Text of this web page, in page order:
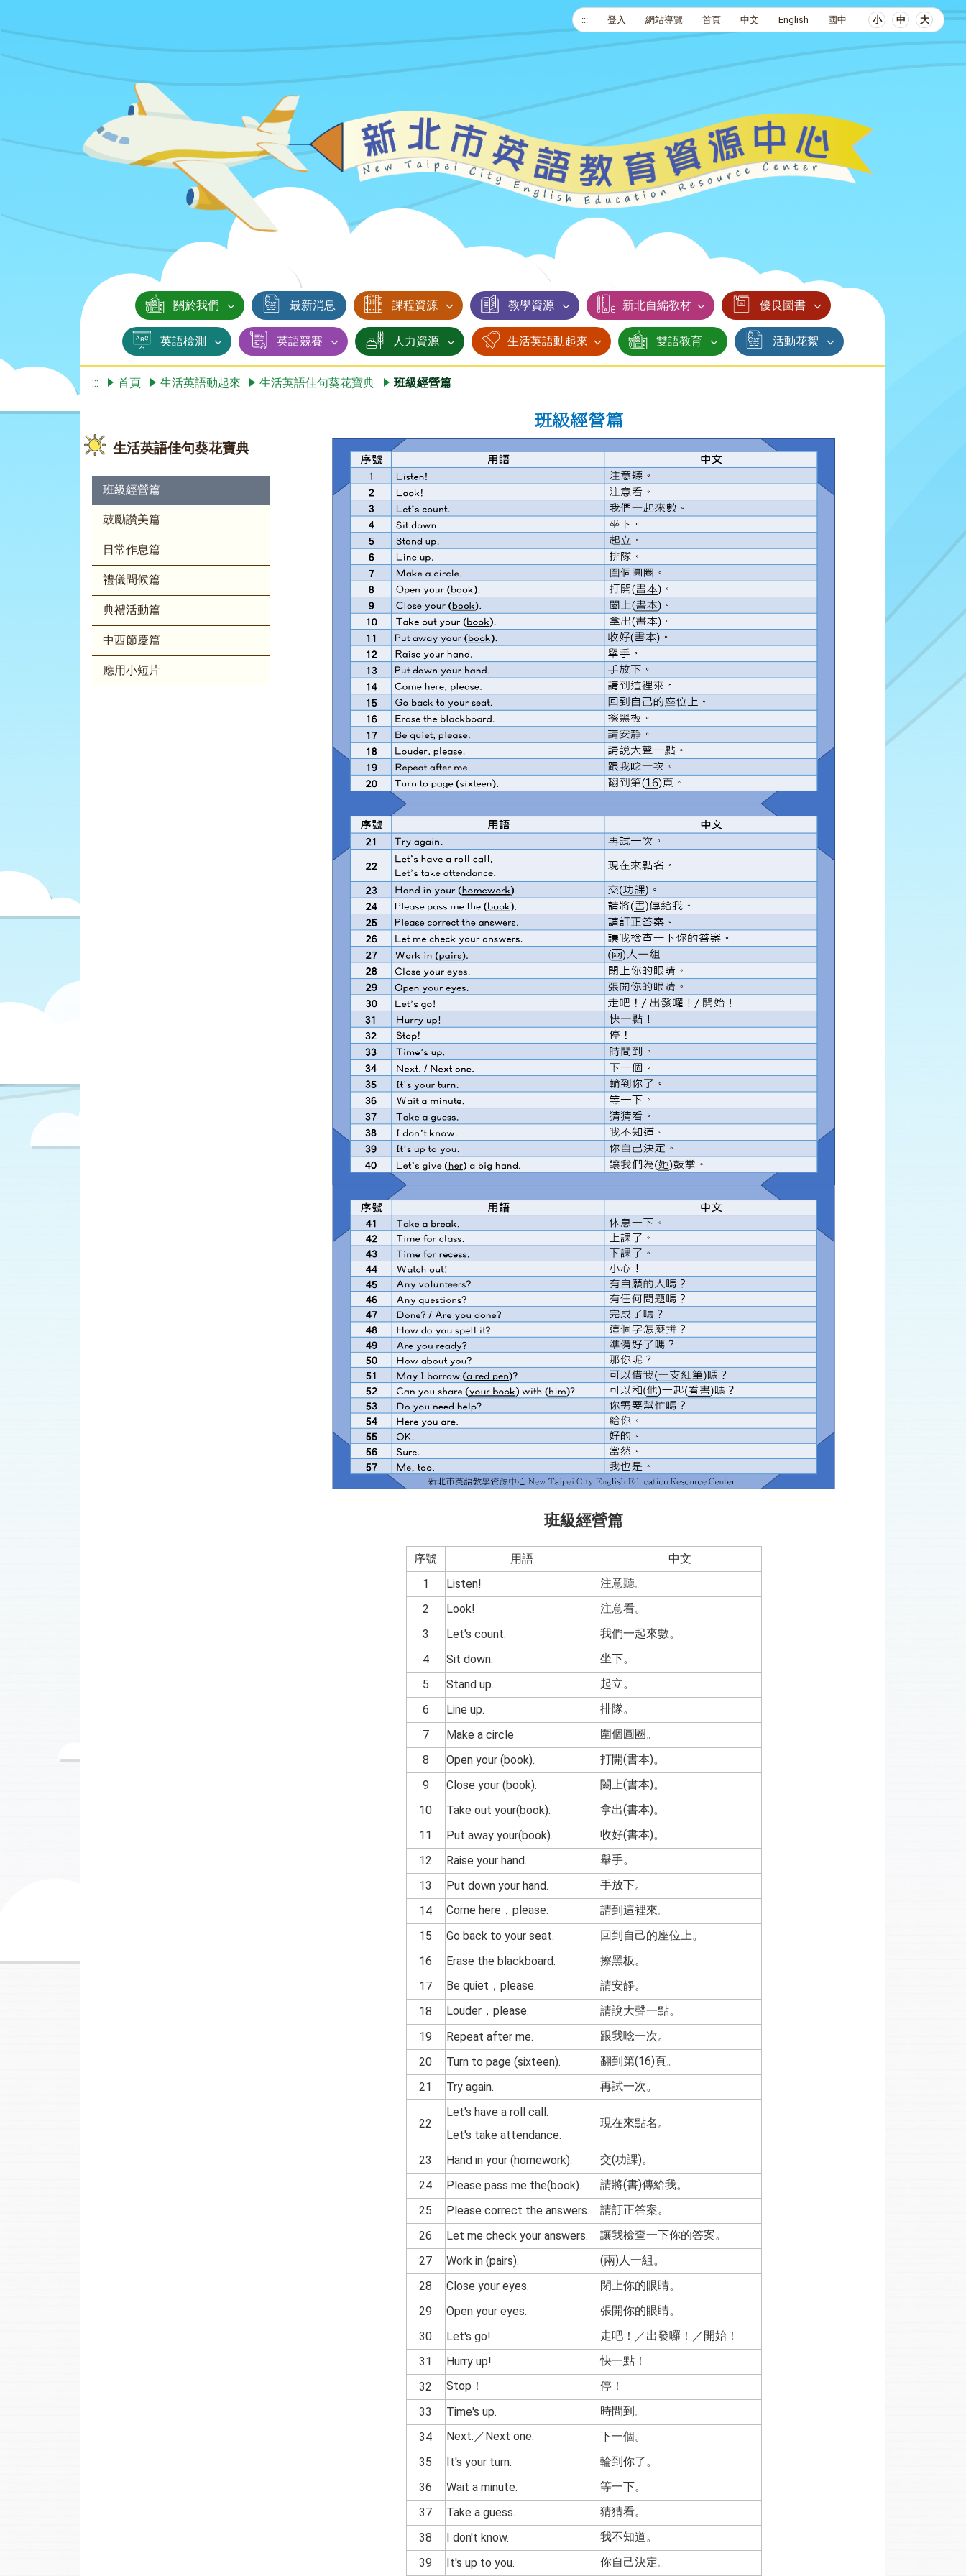
::: 登入 網站導覽 首頁 中文 English 國中 小 中 大
關於我們 最新消息 課程資源 教學資源 新北自編教材 優良圖書
英語檢測 英語競賽 人力資源 生活英語動起來 雙語教育 活動花絮
::: 首頁 生活英語動起來 生活英語佳句葵花寶典 班級經營篇
生活英語佳句葵花寶典
班級經營篇
鼓勵讚美篇
日常作息篇
禮儀問候篇
典禮活動篇
中西節慶篇
應用小短片
班級經營篇
序號 用語
中文
1
Listen!
注意聽。
2
Look!
注意看。
3
Let's count.
我們一起來數。
4
Sit down.
坐下。
5
Stand up.
起立。
6
Line up.
排隊。
7
Make a circle
圍個圓圈。
8
Open your (book).
打開(書本)。
9
Close your (book).
闔上(書本)。
10
Take out your(book).
拿出(書本)。
11
Put away your(book).
收好(書本)。
12
Raise your hand.
舉手。
13
Put down your hand.
手放下。
14
Come here，please.
請到這裡來。
15
Go back to your seat.
回到自己的座位上。
16
Erase the blackboard.
擦黑板。
17
Be quiet，please.
請安靜。
18
Louder，please.
請說大聲一點。
19
Repeat after me.
跟我唸一次。
20
Turn to page (sixteen).
翻到第(16)頁。
21
Try again. 再試一次。
22
Let's have a roll call.
Let's take attendance.
現在來點名。
23 Hand in your (homework).
交(功課)。
24
Please pass me the(book).
請將(書)傳給我。
25
Please correct the answers.
請訂正答案。
26
Let me check your answers.
讓我檢查一下你的答案。
27
Work in (pairs).
(兩)人一組。
28
Close your eyes.
閉上你的眼睛。
29
Open your eyes.
張開你的眼睛。
30
Let's go!
走吧！／出發囉！／開始！
31
Hurry up!
快一點！
32
Stop！
停！
33
Time's up.
時間到。
34
Next.／Next one.
下一個。
35
It's your turn.
輪到你了。
36
Wait a minute.
等一下。
37
Take a guess.
猜猜看。
38
I don't know.
我不知道。
39
It's up to you. 你自己決定。